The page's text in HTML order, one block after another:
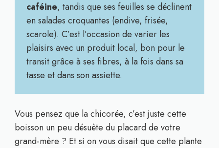
caféine, tandis que ses feuilles se déclinent
en salades croquantes (endive, frisée,
scarole). C’est l’occasion de varier les
plaisirs avec un produit local, bon pour le
transit grâce à ses fibres, à la fois dans sa
tasse et dans son assiette.
Vous pensez que la chicorée, c’est juste cette
boisson un peu désuète du placard de votre
grand-mère ? Et si on vous disait que cette plante